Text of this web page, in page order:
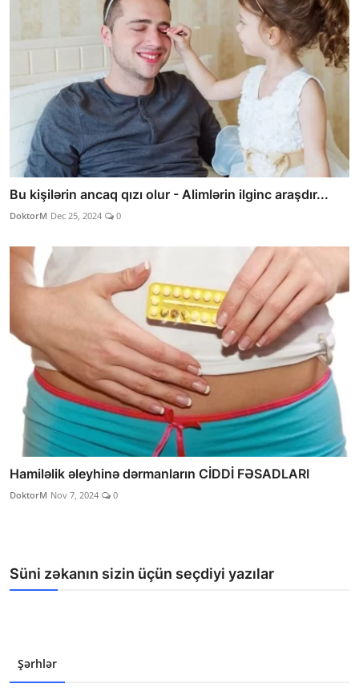
Bu kişilərin ancaq qızı olur - Alimlərin ilginc araşdır...
DoktorM Dec 25, 2024 0
Hamiləlik əleyhinə dərmanların CİDDİ FƏSADLARI
DoktorM Nov 7, 2024 0
Süni zəkanın sizin üçün seçdiyi yazılar
Şərhlər